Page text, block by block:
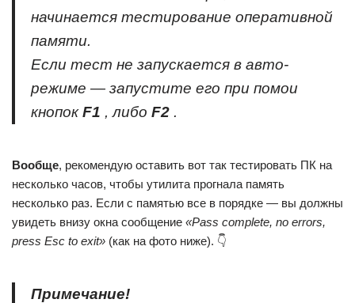
начинается тестирование оперативной
памяти.
Если тест не запускается в авто-
режиме — запустите его при помои
кнопокF1 , либо F2 .
Вообще, рекомендую оставить вот так тестировать ПК на
несколько часов, чтобы утилита прогнала память
несколько раз. Если с памятью все в порядке — вы должны
увидеть внизу окна сообщение «Pass complete, no errors,
press Esc to exit» (как на фото ниже). 👇
Примечание!